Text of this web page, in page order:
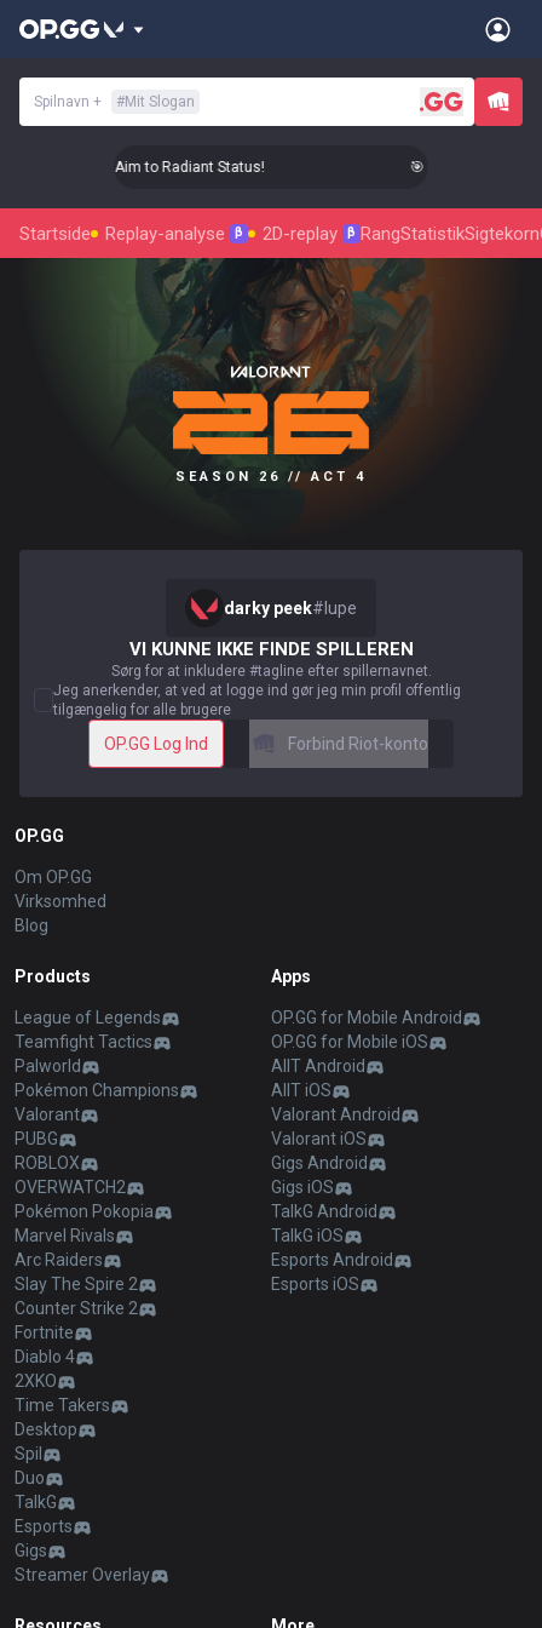
Spilnavn + #Mit Slogan
Level Up Your Aim to Radiant Status! 🎯 Level Up Your
Startside Replay-analyse β 2D-replay β RangStatistikSigtekorn
SEASON 26 // ACT 4
darky peek# lupe
VI KUNNE IKKE FINDE SPILLEREN
Sørg for at inkludere #tagline efter spillernavnet.
Jeg anerkender, at ved at logge ind gør jeg min profil offentlig
tilgængelig for alle brugere
OP.GG Log Ind Forbind Riot-konto
OP.GG
Om OP.GG
Virksomhed
Blog
Products
League of Legends
Teamfight Tactics
Palworld
Pokémon Champions
Valorant
PUBG
ROBLOX
OVERWATCH2
Pokémon Pokopia
Marvel Rivals
Arc Raiders
Slay The Spire 2
Counter Strike 2
Fortnite
Diablo 4
2XKO
Time Takers
Desktop
Spil
Duo
TalkG
Esports
Gigs
Streamer Overlay
Apps
OP.GG for Mobile Android
OP.GG for Mobile iOS
AllT Android
AllT iOS
Valorant Android
Valorant iOS
Gigs Android
Gigs iOS
TalkG Android
TalkG iOS
Esports Android
Esports iOS